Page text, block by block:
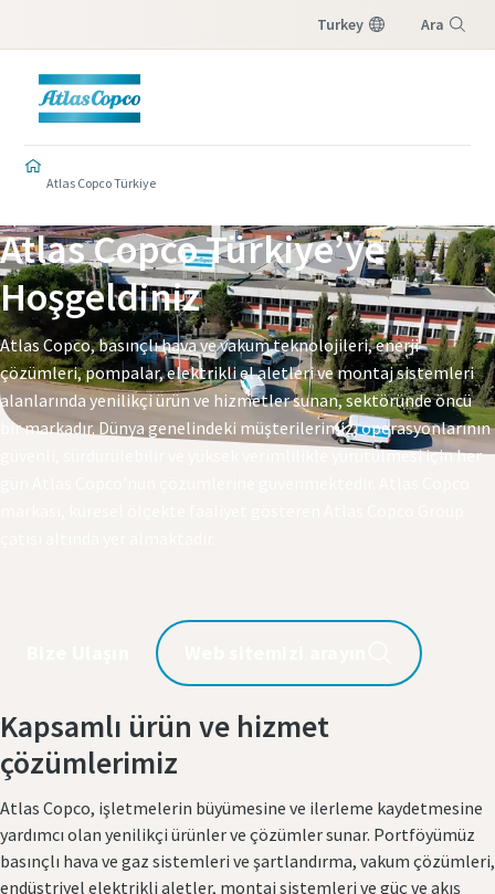
Turkey Ara
Atlas Copco Türkiye
Atlas Copco Türkiye’ye
Hoşgeldiniz
Atlas Copco, basınçlı hava ve vakum teknolojileri, enerji
çözümleri, pompalar, elektrikli el aletleri ve montaj sistemleri
alanlarında yenilikçi ürün ve hizmetler sunan, sektöründe öncü
bir markadır. Dünya genelindeki müşterilerimiz, operasyonlarının
güvenli, sürdürülebilir ve yüksek verimlilikle yürütülmesi için her
Kapsamlı ürün ve hizmet
çözümlerimiz
Atlas Copco, işletmelerin büyümesine ve ilerleme kaydetmesine
yardımcı olan yenilikçi ürünler ve çözümler sunar. Portföyümüz
basınçlı hava ve gaz sistemleri ve şartlandırma, vakum çözümleri,
endüstriyel elektrikli aletler, montaj sistemleri ve güç ve akış